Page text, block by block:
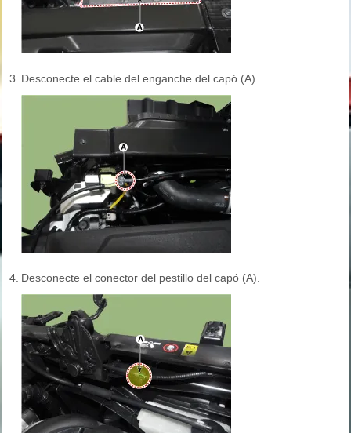
3. Desconecte el cable del enganche del capó (A).
4. Desconecte el conector del pestillo del capó (A).